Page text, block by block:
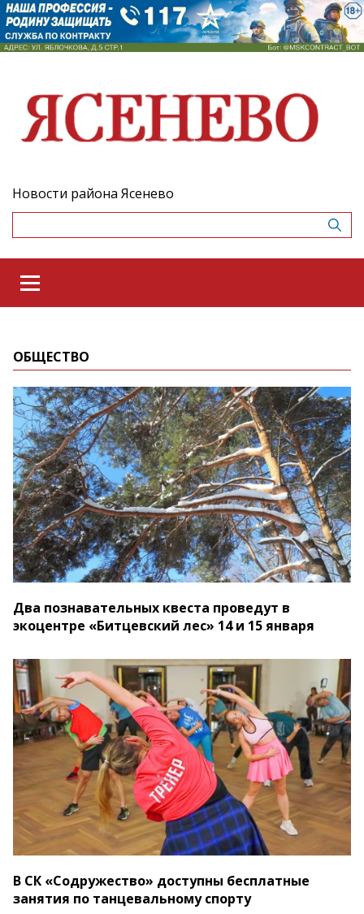
Новости района Ясенево
ОБЩЕСТВО
Два познавательных квеста проведут в
экоцентре «Битцевский лес» 14 и 15 января
В СК «Содружество» доступны бесплатные
занятия по танцевальному спорту